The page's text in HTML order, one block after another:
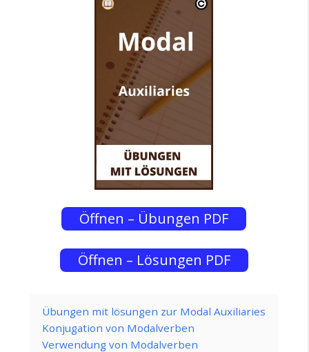
Öffnen – Übungen PDF
Öffnen – Lösungen PDF
Übungen mit lösungen zur Modal Auxiliaries
Konjugation von Modalverben
Verwendung von Modalverben